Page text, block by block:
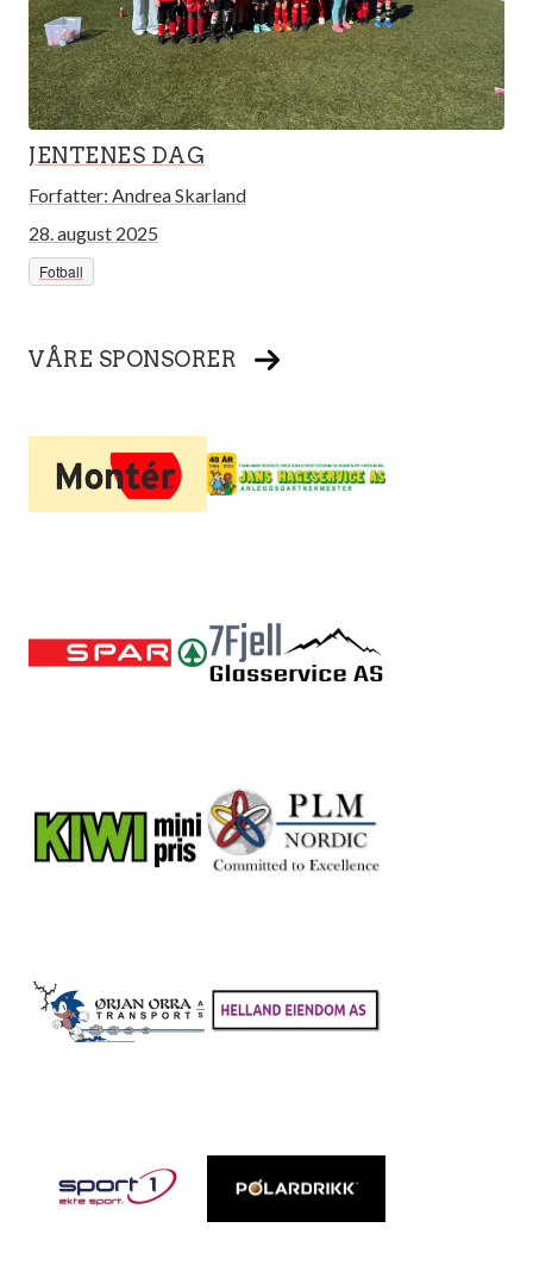
JENTENES DAG
Forfatter: Andrea Skarland
28. august 2025
Fotball
VÅRE SPONSORER